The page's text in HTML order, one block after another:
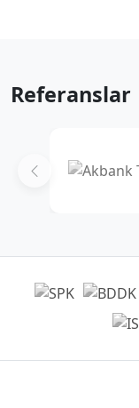
Referanslar